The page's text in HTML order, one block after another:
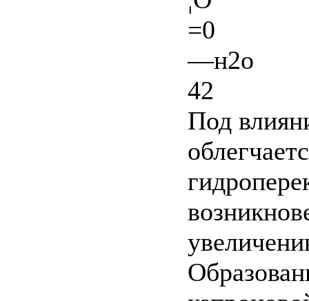
=0
—н2о
42
Под